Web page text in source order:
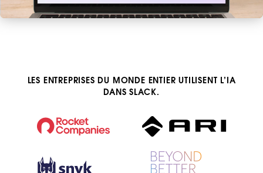
LES ENTREPRISES DU MONDE ENTIER UTILISENT L’IA
DANS SLACK.